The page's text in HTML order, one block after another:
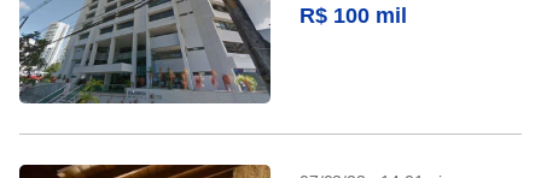
R$ 100 mil